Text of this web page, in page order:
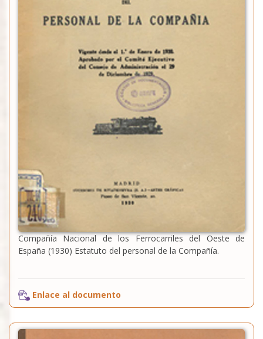
Compañía Nacional de los Ferrocarriles del Oeste de
España (1930) Estatuto del personal de la Compañía.
Enlace al documento